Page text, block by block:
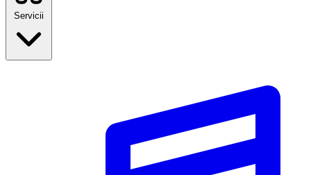
Servicii